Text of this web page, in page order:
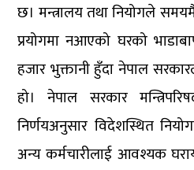
छ। मन्त्रालय तथा नियोगले
प्रयोगमा नआएको घरको
हजार भुक्तानी हुँदा नेपाल
हो। नेपाल सरकार
निर्णयअनुसार विदेशस्थित
अन्य कर्मचारीलाई आवश्यक